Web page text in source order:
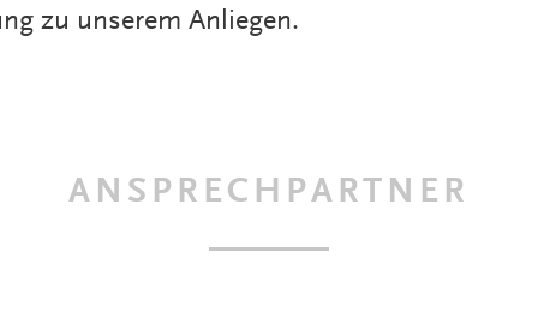
zu unserem Anliegen.
ANSPRECHPARTNER